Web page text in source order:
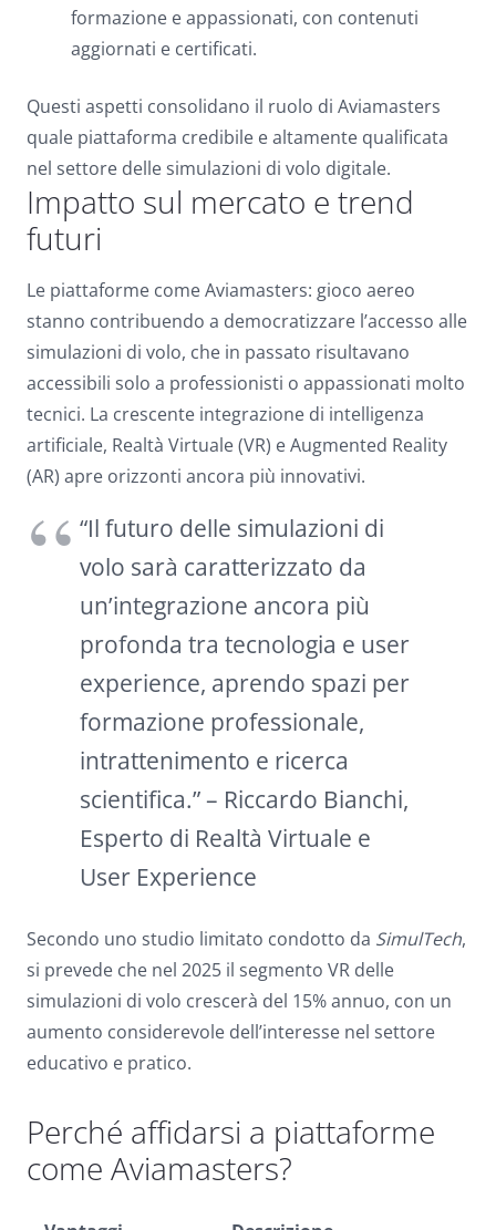
formazione e appassionati, con contenuti
aggiornati e certificati.
Questi aspetti consolidano il ruolo di Aviamasters
quale piattaforma credibile e altamente qualificata
nel settore delle simulazioni di volo digitale.
Impatto sul mercato e trend
futuri
Le piattaforme come Aviamasters: gioco aereo
stanno contribuendo a democratizzare l’accesso alle
simulazioni di volo, che in passato risultavano
accessibili solo a professionisti o appassionati molto
tecnici. La crescente integrazione di intelligenza
artificiale, Realtà Virtuale (VR) e Augmented Reality
(AR) apre orizzonti ancora più innovativi.
“Il futuro delle simulazioni di
volo sarà caratterizzato da
un’integrazione ancora più
profonda tra tecnologia e user
experience, aprendo spazi per
formazione professionale,
intrattenimento e ricerca
scientifica.” – Riccardo Bianchi,
Esperto di Realtà Virtuale e
User Experience
Secondo uno studio limitato condotto da SimulTech,
si prevede che nel 2025 il segmento VR delle
simulazioni di volo crescerà del 15% annuo, con un
aumento considerevole dell’interesse nel settore
educativo e pratico.
Perché affidarsi a piattaforme
come Aviamasters?